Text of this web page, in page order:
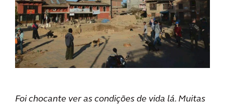
Foi chocante ver as condições de vida lá. Muitas